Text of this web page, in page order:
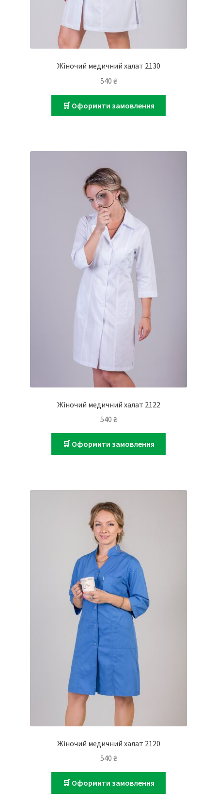
Жіночий медичний халат 2130
540 ₴
🛒 Оформити замовлення
Жіночий медичний халат 2122
540 ₴
🛒 Оформити замовлення
Жіночий медичний халат 2120
540 ₴
🛒 Оформити замовлення